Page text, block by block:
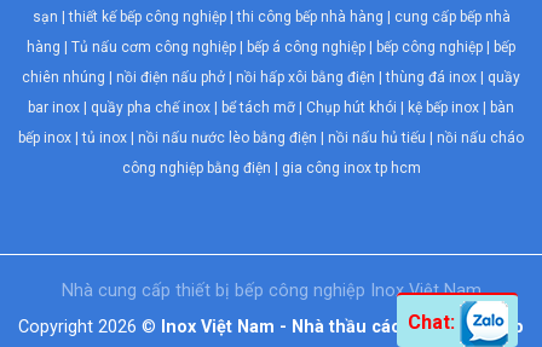
sạn |thiết kế bếp công nghiệp|thi công bếp nhà hàng
cung cấp bếp nhà
hàng
Tủ nấu cơm công nghiệp bếp á công nghiệp bếp công nghiệp | bếp
chiên nhúng | nồi điện nấu phở nồi hấp xôi bằng điện |thùng đá inox
quầy
bar inox
quầy pha chế inox bể tách mỡ Chụp hút khói | kệ bếp inox | bàn
bếp inox |tủ inox nồi nấu nước lèo bằng điện nồi nấu hủ tiếu
nồi nấu cháo
công nghiệp bằng điện | gia công inox tp hcm
Nhà cung cấp thiết bị bếp công nghiệp Inox Việt Nam
Copyright 2026 © Inox Việt Nam - Nhà thầu các hạng mục bếp
Chat: